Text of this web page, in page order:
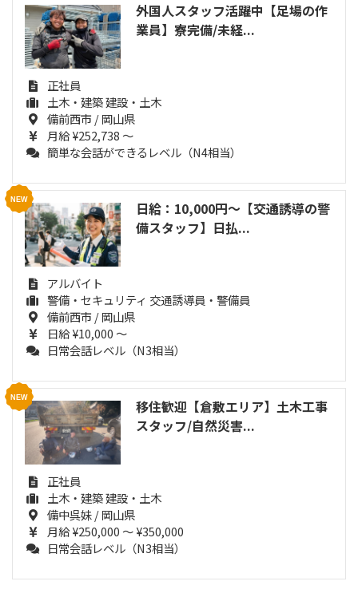
外国人スタッフ活躍中【足場の作
業員】寮完備/未経...
正社員
土木・建築 建設・土木
備前西市 / 岡山県
月給 ¥252,738 ～
簡単な会話ができるレベル（N4相当）
日給：10,000円～【交通誘導の警
備スタッフ】日払...
アルバイト
警備・セキュリティ 交通誘導員・警備員
備前西市 / 岡山県
日給 ¥10,000 ～
日常会話レベル（N3相当）
移住歓迎【倉敷エリア】土木工事
スタッフ/自然災害...
正社員
土木・建築 建設・土木
備中呉妹 / 岡山県
月給 ¥250,000 ～ ¥350,000
日常会話レベル（N3相当）